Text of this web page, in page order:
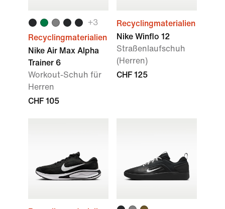
+3
Recyclingmaterialien
Nike Air Max Alpha
Trainer 6
Workout-Schuh für
Herren
CHF 105
Recyclingmaterialien
Nike Winflo 12
Straßenlaufschuh
(Herren)
CHF 125